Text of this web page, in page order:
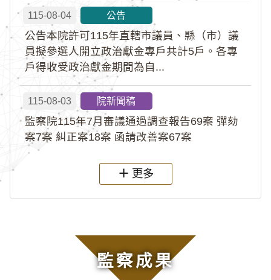
115-08-04 公告
公告本院許可115年直轄市議員、縣（市）議
員擬參選人開立政治獻金專戶共計5戶。各專
戶得收受政治獻金期間為自...
115-08-03 院新聞稿
監察院115年7月審議通過調查報告69案 彈劾
案7案 糾正案18案 函請改善案67案
更多
監察成果